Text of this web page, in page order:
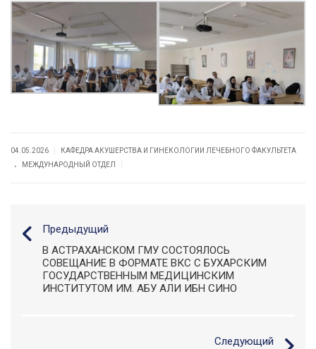
04.05.2026 КАФЕДРА АКУШЕРСТВА И ГИНЕКОЛОГИИ ЛЕЧЕБНОГО ФАКУЛЬТЕТА
. МЕЖДУНАРОДНЫЙ ОТДЕЛ
Предыдущий
В АСТРАХАНСКОМ ГМУ СОСТОЯЛОСЬ
СОВЕЩАНИЕ В ФОРМАТЕ ВКС С БУХАРСКИМ
ГОСУДАРСТВЕННЫМ МЕДИЦИНСКИМ
ИНСТИТУТОМ ИМ. АБУ АЛИ ИБН СИНО
Следующий